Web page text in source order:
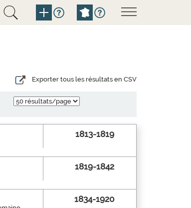
Exporter tous les résultats en CSV
1813-1819
1819-1842
1834-1920